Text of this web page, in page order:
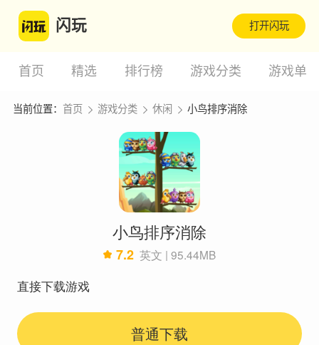
闪玩 打开闪玩
首页 精选 排行榜 游戏分类 游戏单
当前位置： 首页 游戏分类 休闲 小鸟排序消除
小鸟排序消除
7.2 英文 | 95.44MB
直接下载游戏
普通下载